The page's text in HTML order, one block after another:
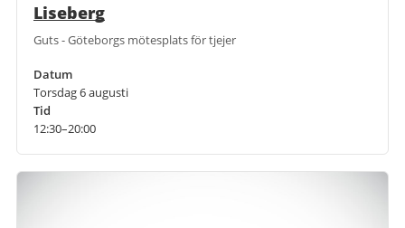
Liseberg
Guts - Göteborgs mötesplats för tjejer
Datum
Torsdag 6 augusti
Tid
12:30–20:00